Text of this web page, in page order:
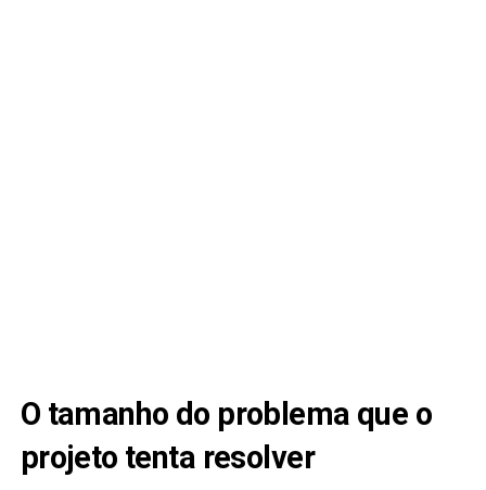
O tamanho do problema que o
projeto tenta resolver